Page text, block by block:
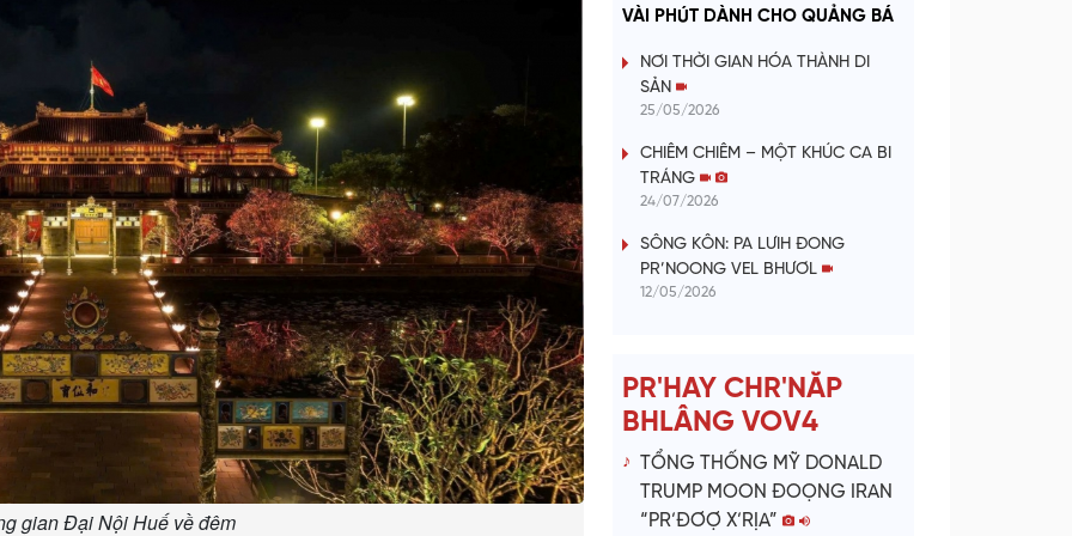
gian Đại Nội Huế về đêm
a
y
i
e
VÀI PHÚT DÀNH CHO QUẢNG BÁ
NƠI THỜI GIAN HÓA THÀNH DI
SẢN
25/05/2026
CHIÊM CHIÊM – MỘT KHÚC CA BI
TRÁNG
24/07/2026
SÔNG KÔN: PA LƯIH ĐONG
PR’NOONG VEL BHƯƠL
12/05/2026
PR'HAY CHR'NĂP
BHLÂNG VOV4
TỔNG THỐNG MỸ DONALD
TRUMP MOON ĐOỌNG IRAN
“PR’ĐƠỢ X’RỊA”